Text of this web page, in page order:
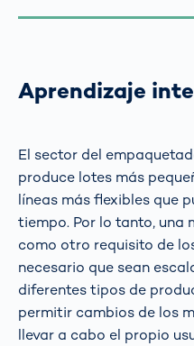
Aprendizaje
El sector del
produce lotes más
líneas más flexibles que
tiempo. Por lo tanto, una
como otro requisito de
necesario que sean
diferentes tipos de
permitir cambios de los
llevar a cabo el propio